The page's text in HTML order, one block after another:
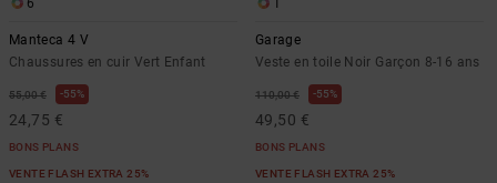
Manteca 4 V
Chaussures en cuir Vert Enfant
55,00 € 55%
24,75 €
BONS PLANS
VENTE FLASH EXTRA 25%
Garage
Veste en toile Noir Garçon 8-16 ans
110,00 € 55%
49,50 €
BONS PLANS
VENTE FLASH EXTRA 25%